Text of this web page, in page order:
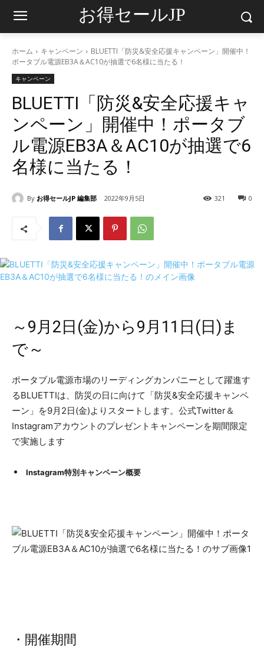
お得セールJP
ホーム キャンペーン
BLUETTI「防災&安全応援キャンペーン」開催中！
ポータブル電源EB3A＆AC10が抽選で6名様に当たる！
キャンペーン
BLUETTI「防災&安全応援キャ
ンペーン」開催中！ポータブ
ル電源EB3A＆AC10が抽選で6
名様に当たる！
By お得セールJP 編集部 2022年9月5日 0
321
～9月2日(金)から9月11日(日)ま
で～
ポータブル電源市場のリーディングカンパニーとして躍進す
るBLUETTIは、防災の日に向けて「防災&安全応援キャンペ
ーン」を9月2日(金)よりスタートします。公式Twitter＆
Instagramアカウントのプレゼントキャンペーンを期間限定
で実施します
Instagram特別キャンペーン概要
・開催期間